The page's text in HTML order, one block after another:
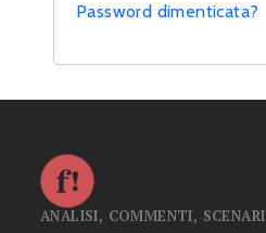
Password dimenticata?
ANALISI, COMMENTI, SCENARI